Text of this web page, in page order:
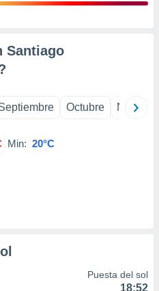
Santiago
Octubre
Min: 20°C
Puesta del sol
18:52